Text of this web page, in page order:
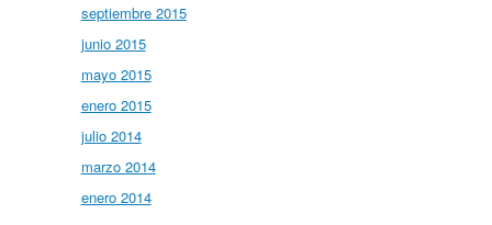
septiembre 2015
junio 2015
mayo 2015
enero 2015
julio 2014
marzo 2014
enero 2014